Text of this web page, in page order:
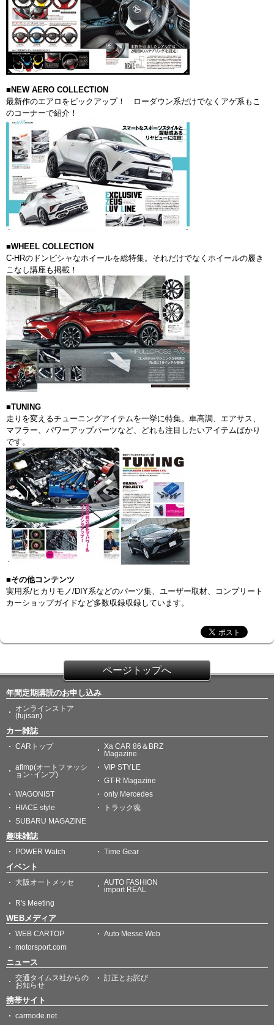
■NEW AERO COLLECTION
最新作のエアロをピックアップ！ ローダウン系だけでなくアゲ系もこ
のコーナーで紹介！
■WHEEL COLLECTION
C-HRのドンピシャなホイールを総特集。それだけでなくホイールの履き
こなし講座も掲載！
■TUNING
走りを変えるチューニングアイテムを一挙に特集。車高調、エアサス、
マフラー、パワーアップパーツなど、どれも注目したいアイテムばかり
です。
■その他コンテンツ
実用系/ヒカリモノ/DIY系などのパーツ集、ユーザー取材、コンプリート
カーショップガイドなど多数収録収録しています。
ページトップへ
年間定期購読のお申し込み
オンラインストア
(fujisan)
カー雑誌
CARトップ
Xa CAR 86＆BRZ
Magazine
afimp(オートファッシ
ョン･インプ)
VIP STYLE
GT-R Magazine
WAGONIST
only Mercedes
HIACE style
トラック魂
SUBARU MAGAZINE
趣味雑誌
POWER Watch Time Gear
イベント
大阪オートメッセ
AUTO FASHION
import REAL
R's Meeting
WEBメディア
WEB CARTOP
Auto Messe Web
motorsport.com
ニュース
交通タイムス社からの
お知らせ
訂正とお詫び
携帯サイト
carmode.net